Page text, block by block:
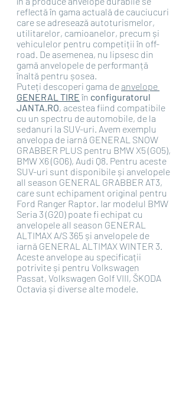
reflectă în gama actuală de cauciucuri
care se adresează autoturismelor,
utilitarelor, camioanelor, precum și
vehiculelor pentru competiții în off-
road. De asemenea, nu lipsesc din
gamă anvelopele de performanță
înaltă pentru șosea.
Puteți descoperi gama de anvelope
GENERAL TIRE în configuratorul
JANTA.RO, acestea fiind compatibile
cu un spectru de automobile, de la
sedanuri la SUV-uri. Avem exemplu
anvelopa de iarnă GENERAL SNOW
GRABBER PLUS pentru BMW X5 (G05),
BMW X6 (G06), Audi Q8. Pentru aceste
SUV-uri sunt disponibile și anvelopele
all season GENERAL GRABBER AT3,
care sunt echipament original pentru
Ford Ranger Raptor. Iar modelul BMW
Seria 3 (G20) poate fi echipat cu
anvelopele all season GENERAL
ALTIMAX A/S 365 și anvelopele de
iarnă GENERAL ALTIMAX WINTER 3.
Aceste anvelope au specificații
potrivite și pentru Volkswagen
Passat, Volkswagen Golf VIII, ŠKODA
Octavia și diverse alte modele.